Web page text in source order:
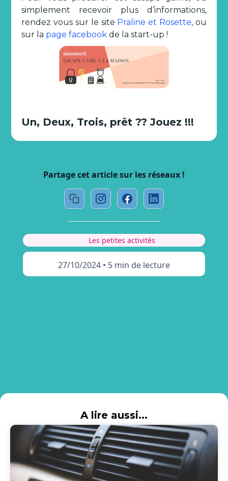
simplement recevoir plus d’informations,
rendez vous sur le site Praline et Rosette, ou
sur la page facebook de la start-up !
Un, Deux, Trois, prêt ?? Jouez !!!
Partage cet article sur les réseaux !
Les petites activités
27/10/2024 • 5 min de lecture
A lire aussi...